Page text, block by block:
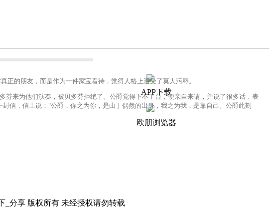
APP下载
欧朋浏览器
的朋友，而是作为一件家宝看待，觉得人格上遭受了莫大污辱。
来为他们演奏，被贝多芬拒绝了。公爵觉得下不了台，便亲自来请，并说了很多话，表
信，信上说："公爵，你之为你，是由于偶然的出身，我之为我，是靠自己。公爵此刻
_分享 版权所有 未经授权请勿转载